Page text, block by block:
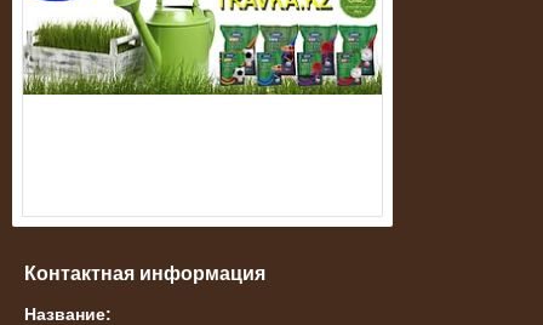
Контактная информация
Название: